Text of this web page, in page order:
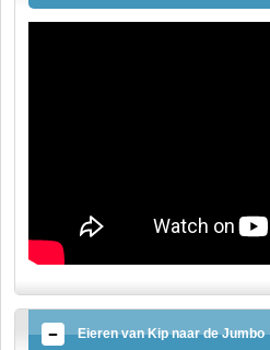
Eieren van Kip naar de Jumbo